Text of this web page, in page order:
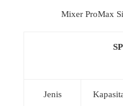
Mixer ProMax
Jenis